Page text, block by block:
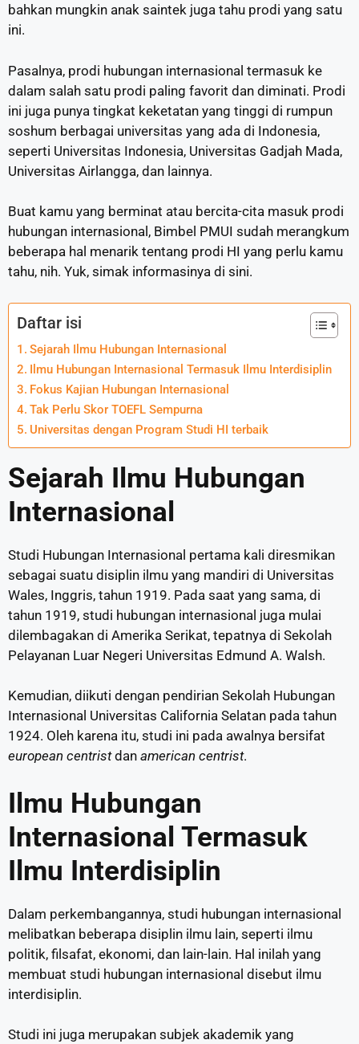
bahkan mungkin anak saintek juga tahu prodi yang satu
ini.
Pasalnya, prodi hubungan internasional termasuk ke
dalam salah satu prodi paling favorit dan diminati. Prodi
ini juga punya tingkat keketatan yang tinggi di rumpun
soshum berbagai universitas yang ada di Indonesia,
seperti Universitas Indonesia, Universitas Gadjah Mada,
Universitas Airlangga, dan lainnya.
Buat kamu yang berminat atau bercita-cita masuk prodi
hubungan internasional, Bimbel PMUI sudah merangkum
beberapa hal menarik tentang prodi HI yang perlu kamu
tahu, nih. Yuk, simak informasinya di sini.
Daftar isi
Sejarah Ilmu Hubungan Internasional
Ilmu Hubungan Internasional Termasuk Ilmu Interdisiplin
Fokus Kajian Hubungan Internasional
Tak Perlu Skor TOEFL Sempurna
Universitas dengan Program Studi HI terbaik
Sejarah Ilmu Hubungan
Internasional
Studi Hubungan Internasional pertama kali diresmikan
sebagai suatu disiplin ilmu yang mandiri di Universitas
Wales, Inggris, tahun 1919. Pada saat yang sama, di
tahun 1919, studi hubungan internasional juga mulai
dilembagakan di Amerika Serikat, tepatnya di Sekolah
Pelayanan Luar Negeri Universitas Edmund A. Walsh.
Kemudian, diikuti dengan pendirian Sekolah Hubungan
Internasional Universitas California Selatan pada tahun
1924. Oleh karena itu, studi ini pada awalnya bersifat
european centristdan american centrist.
Ilmu Hubungan
Internasional Termasuk
Ilmu Interdisiplin
Dalam perkembangannya, studi hubungan internasional
melibatkan beberapa disiplin ilmu lain, seperti ilmu
politik, filsafat, ekonomi, dan lain-lain. Hal inilah yang
membuat studi hubungan internasional disebut ilmu
interdisiplin.
Studi ini juga merupakan subjek akademik yang